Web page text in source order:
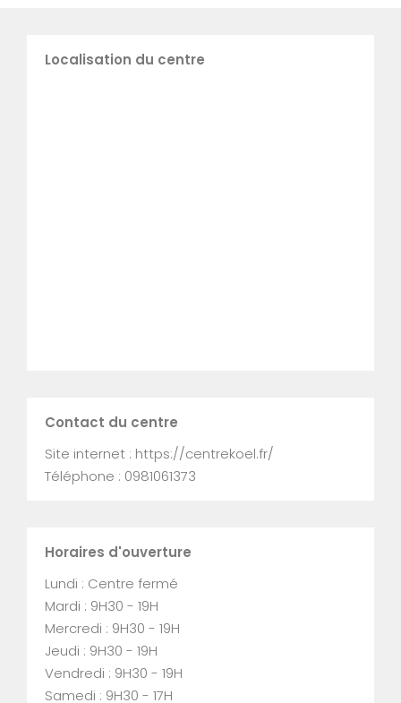
Localisation du centre
Contact du centre
Site internet : https://centrekoel.fr/
Téléphone : 0981061373
Horaires d'ouverture
Lundi : Centre fermé
Mardi : 9H30 - 19H
Mercredi : 9H30 - 19H
Jeudi : 9H30 - 19H
Vendredi : 9H30 - 19H
Samedi : 9H30 - 17H